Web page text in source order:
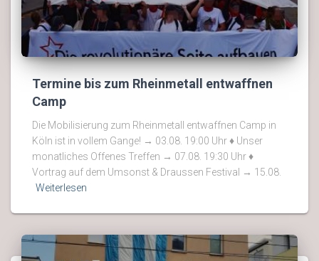
Termine bis zum Rheinmetall entwaffnen
Camp
Die Mobilisierung zum Rheinmetall entwaffnen Camp in
Köln ist in vollem Gange! → 03.08. 19:00 Uhr ♦ Unser
monatliches Offenes Treffen → 07.08. 19:30 Uhr ♦
Vortrag auf dem Umsonst & Draussen Festival → 15.08.
Weiterlesen